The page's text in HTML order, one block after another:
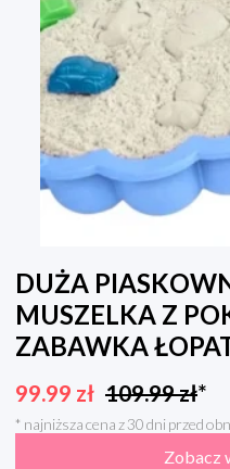
DUŻA
MUSZELKA Z
ZABAWKA
99.99 zł 109.99zł*
* najniższa cena z 30 dni przed
Zobacz